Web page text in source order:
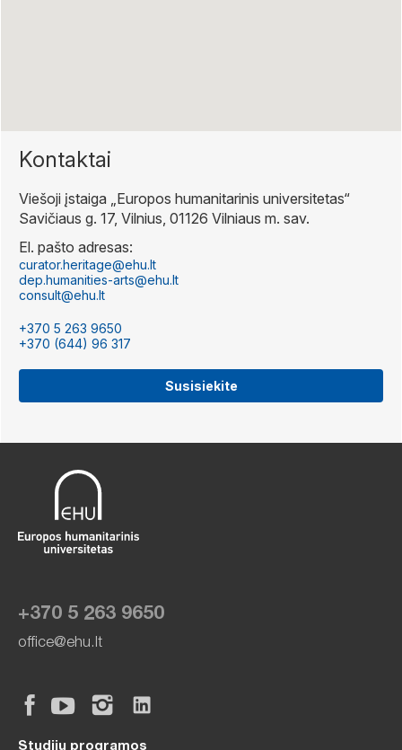
Kontaktai
Viešoji įstaiga „Europos humanitarinis universitetas“
Savičiaus g. 17, Vilnius, 01126 Vilniaus m. sav.
El. pašto adresas:
curator.heritage@ehu.lt
dep.humanities-arts@ehu.lt
consult@ehu.lt
+370 5 263 9650
+370 (644) 96 317
Susisiekite
+370 5 263 9650
office@ehu.lt
Studijų programos